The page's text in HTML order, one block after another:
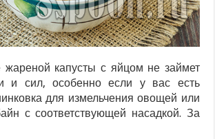
жареной капусты с яйцом не займет
и сил, особенно если у вас есть
для измельчения овощей или
с соответствующей насадкой. За